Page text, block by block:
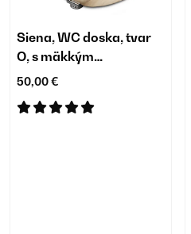
Siena, WC doska, tvar
O, s mäkkým
zatváraním,
50,00 €